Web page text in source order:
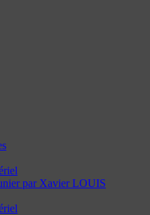
par Xavier LOUIS